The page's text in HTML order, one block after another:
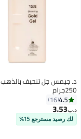
د. جيمس جل تنحيف بالذهب
250جرام
4.5
16
د.ب‏3.53
لك رصيد مسترجع 15%